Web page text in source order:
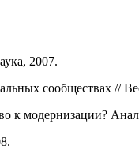
2007.
сообществах //
к модернизации?